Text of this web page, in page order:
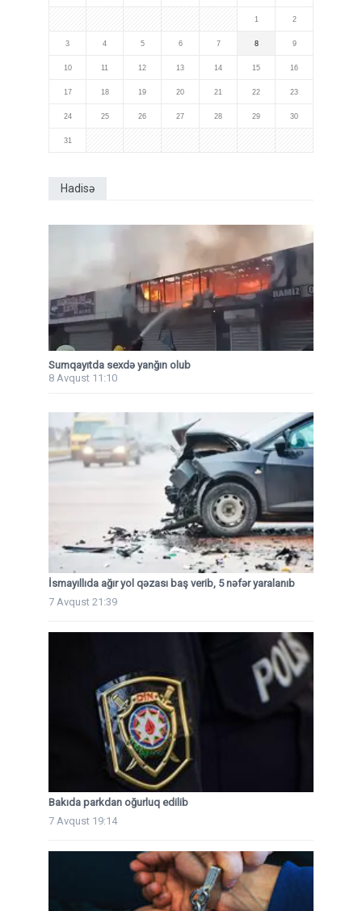
1 2
3 4 5 6 7 8 9
10 11 12 13 14 15 16
17 18 19 20 21 22 23
24 25 26 27 28 29 30
31
Hadisə
Sumqayıtda sexdə yanğın olub
8 Avqust 11:10
İsmayıllıda ağır yol qəzası baş verib, 5 nəfər yaralanıb
7 Avqust 21:39
Bakıda parkdan oğurluq edilib
7 Avqust 19:14